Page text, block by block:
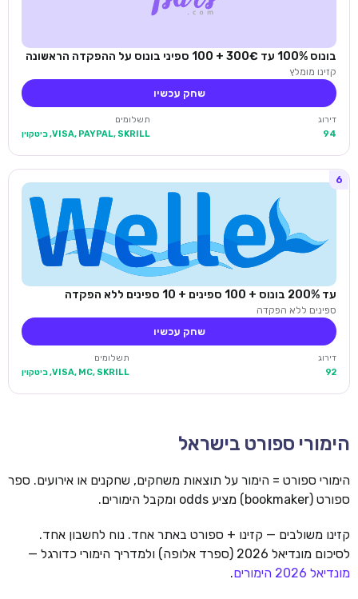
בונוס 100% עד 300€ + 100 ספיני בונוס על ההפקדה הראשונה
קזינו מומלץ
שחק עכשיו
דירוג
94
תשלומים
VISA, PAYPAL, SKRILL, ביטקוין
6
עד 200% בונוס + 100 ספינים + 10 ספינים ללא הפקדה
ספינים ללא הפקדה
שחק עכשיו
דירוג
92
תשלומים
VISA, MC, SKRILL, ביטקוין
הימורי ספורט בישראל
הימורי ספורט = הימור על תוצאות משחקים, שחקנים או אירועים. ספר
ספורט (bookmaker) מציע odds ומקבל הימורים.
קזינו משולבים — קזינו + ספורט באתר אחד. נוח לחשבון אחד.
לסיכום מונדיאל 2026 (ספרד אלופה) ולמדריך הימורי כדורגל —
מונדיאל 2026 הימורים
.